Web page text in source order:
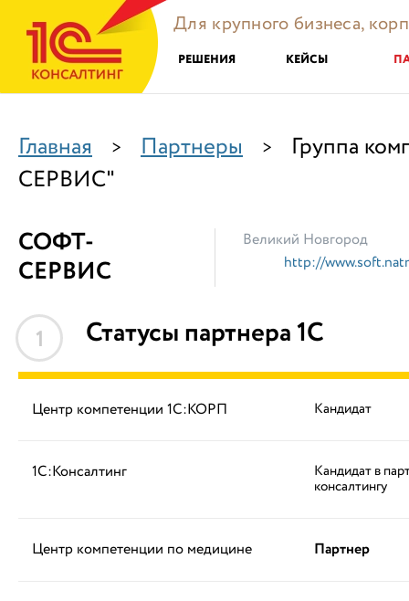
Для крупного бизнеса,
РЕШЕНИЯ КЕЙСЫ
Главная > Партнеры >
Группа
СЕРВИС"
СОФТ-
СЕРВИС
Великий Новгород
http://
1 Статусы партнера 1С
Центр компетенции 1С:КОРП Кандидат
1С:Консалтинг Кандидат в
консалтингу
Центр компетенции по медицине Партнер